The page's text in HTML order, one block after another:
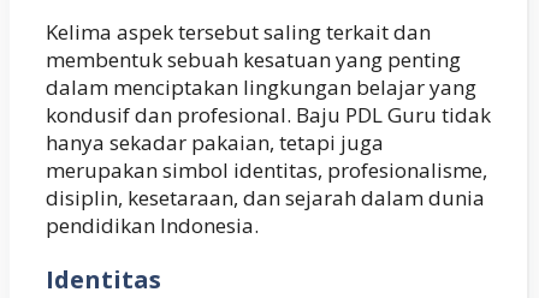
Kelima aspek tersebut saling terkait dan
membentuk sebuah kesatuan yang penting
dalam menciptakan lingkungan belajar yang
kondusif dan profesional. Baju PDL Guru tidak
hanya sekadar pakaian, tetapi juga
merupakan simbol identitas, profesionalisme,
disiplin, kesetaraan, dan sejarah dalam dunia
pendidikan Indonesia.
Identitas